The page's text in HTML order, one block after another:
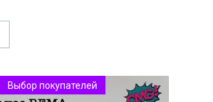
Выбор покупателей